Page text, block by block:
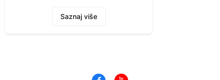
Saznaj više